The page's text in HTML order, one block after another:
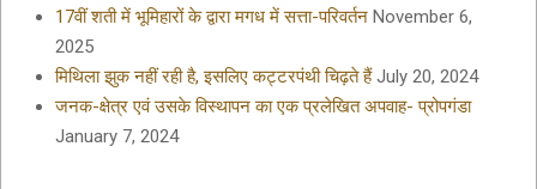
17वीं शती में भूमिहारों के द्वारा मगध में सत्ता-परिवर्तन November 6,
2025
मिथिला झुक नहीं रही है, इसलिए कट्टरपंथी चिढ़ते हैं July 20, 2024
जनक-क्षेत्र एवं उसके विस्थापन का एक प्रलेखित अपवाह- प्रोपगंडा
January 7, 2024